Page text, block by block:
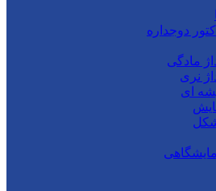
دوجداره
مادگی
نری
ای
شکل